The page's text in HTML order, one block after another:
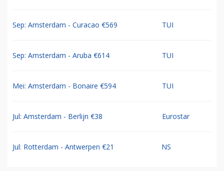
Sep: Amsterdam - Curacao €569 TUI
Sep: Amsterdam - Aruba €614 TUI
Mei: Amsterdam - Bonaire €594 TUI
Jul: Amsterdam - Berlijn €38 Eurostar
Jul: Rotterdam - Antwerpen €21 NS